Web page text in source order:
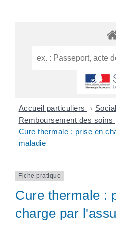
Accueil particuliers >
Remboursement des
Cure thermale : prise en
maladie
Fiche pratique
Cure thermale :
charge par